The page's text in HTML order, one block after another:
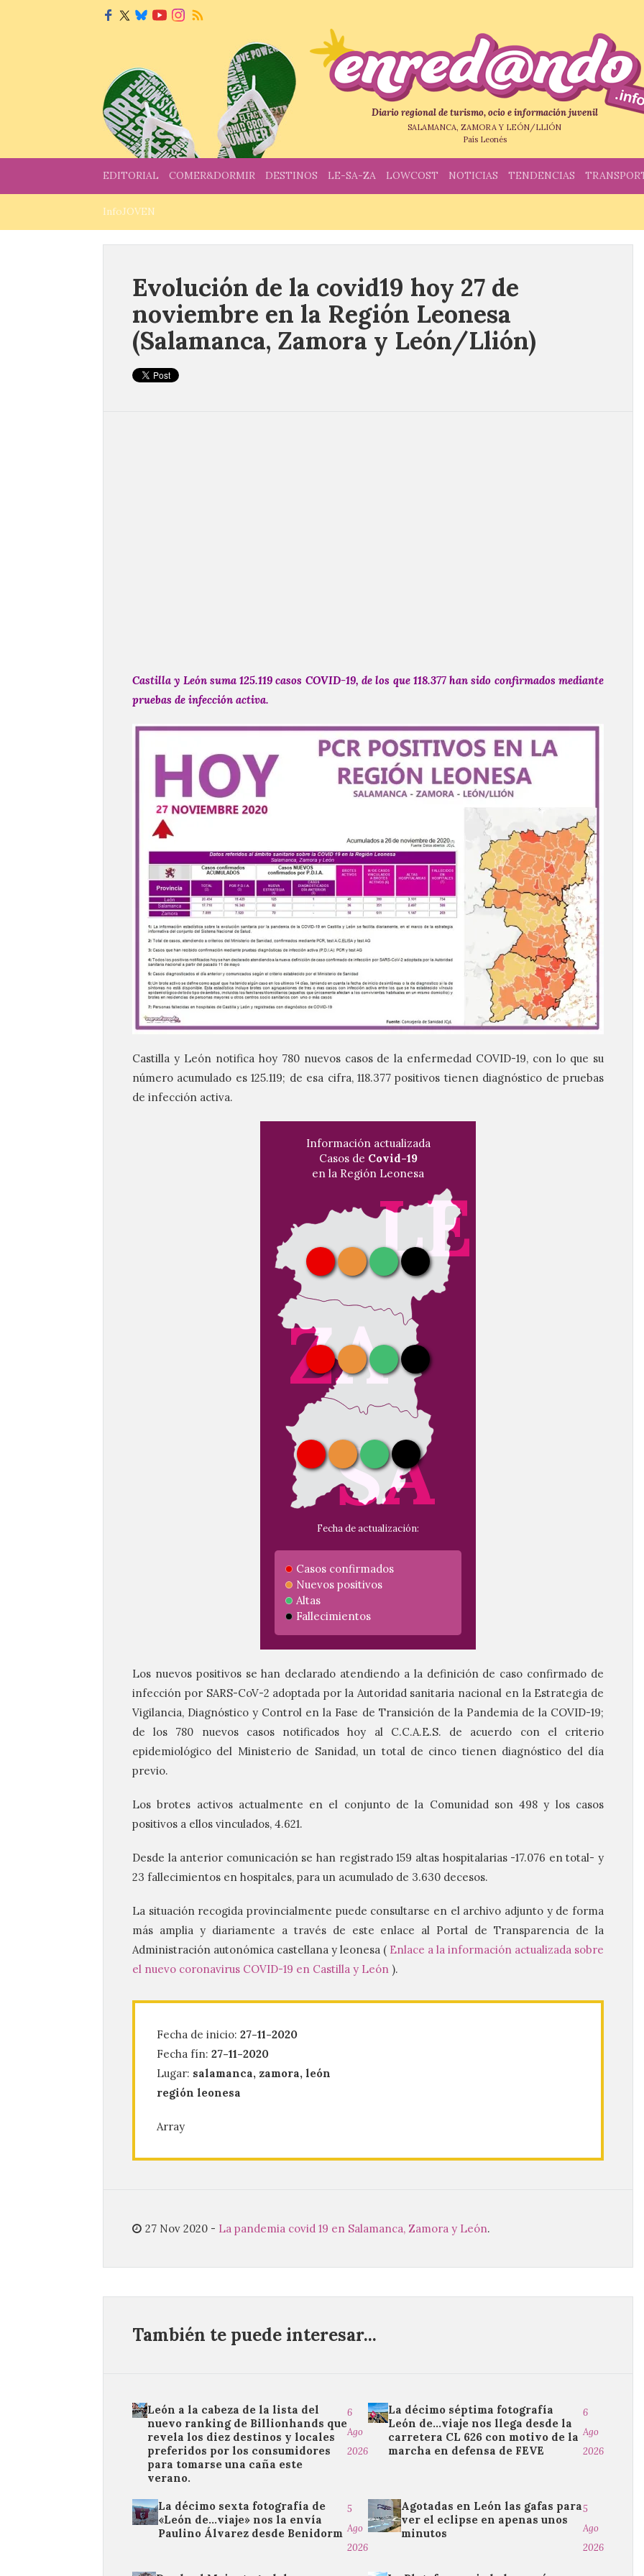
Diario regional de turismo, ocio e información juvenil
SALAMANCA, ZAMORA Y LEÓN/LLIÓN
País Leonés
EDITORIAL COMER&DORMIR DESTINOS LE-SA-ZA LOWCOST NOTICIAS TENDENCIAS
InfoJOVEN
Evolución de la covid19 hoy 27 de
noviembre en la Región Leonesa
(Salamanca, Zamora y León/Llión)
Castilla y León suma 125.119 casos COVID-19, de los que 118.377 han sido confirmados mediante
pruebas de infección activa.
Castilla y León notifica hoy 780 nuevos casos de la enfermedad COVID-19, con lo que su
número acumulado es 125.119; de esa cifra, 118.377 positivos tienen diagnóstico de pruebas
de infección activa.
Información actualizada
Casos de Covid-19
en la Región Leonesa
LE
ZA
SA
Fecha de actualización:
Casos confirmados
Nuevos positivos
Altas
Fallecimientos
Los nuevos positivos se han declarado atendiendo a la definición de caso confirmado de
infección por SARS-CoV-2 adoptada por la Autoridad sanitaria nacional en la Estrategia de
Vigilancia, Diagnóstico y Control en la Fase de Transición de la Pandemia de la COVID-19;
de los 780 nuevos casos notificados hoy al C.C.A.E.S. de acuerdo con el criterio
epidemiológico del Ministerio de Sanidad, un total de cinco tienen diagnóstico del día
previo.
Los brotes activos actualmente en el conjunto de la Comunidad son 498 y los casos
positivos a ellos vinculados, 4.621.
Desde la anterior comunicación se han registrado 159 altas hospitalarias -17.076 en total- y
23 fallecimientos en hospitales, para un acumulado de 3.630 decesos.
La situación recogida provincialmente puede consultarse en el archivo adjunto y de forma
más amplia y diariamente a través de este enlace al Portal de Transparencia de la
Administración autonómica castellana y leonesa ( Enlace a la información actualizada sobre
el nuevo coronavirus COVID-19 en Castilla y León ).
Fecha de inicio: 27-11-2020
Fecha fín: 27-11-2020
Lugar: salamanca, zamora, león
región leonesa
Array
27 Nov 2020 - La pandemia covid 19 en Salamanca, Zamora y León.
También te puede interesar...
León a la cabeza de la lista del
nuevo ranking de Billionhands que
revela los diez destinos y locales
preferidos por los consumidores
para tomarse una caña este
verano.
6
Ago
2026
La décimo séptima fotografía
León de…viaje nos llega desde la
carretera CL 626 con motivo de la
marcha en defensa de FEVE
6
Ago
2026
La décimo sexta fotografía de
«León de…viaje» nos la envía
Paulino Álvarez desde Benidorm
5
Ago
2026
Agotadas en León las gafas para
ver el eclipse en apenas unos
minutos
5
Ago
2026